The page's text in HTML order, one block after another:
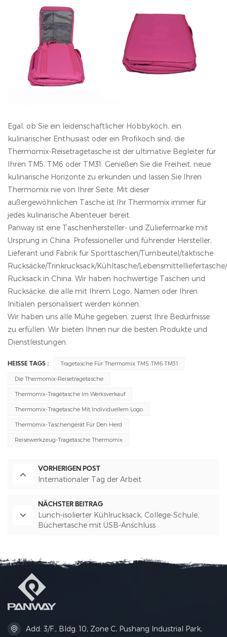
Egal, ob Sie ein leidenschaftlicher Hobbykoch, ein
kulinarischer Enthusiast oder ein Profikoch sind, die
Thermomix-Reisetragetasche ist der ultimative Begleiter für
Ihren TM5, TM6 oder TM31. Genießen Sie die Freiheit, neue
kulinarische Horizonte zu erkunden und lassen Sie Ihren
Thermomix nie von Ihrer Seite. Mit dieser
außergewöhnlichen Tasche ist Ihr Thermomix immer für
jedes kulinarische Abenteuer bereit.
Panway ist eine Taschenhersteller- und Zuliefermarke mit
Ursprung in China. Professioneller und führender Hersteller,
Lieferant und Fabrik für Sporttaschen/Turnbeutel/taktische
Rucksäcke/Trinkrucksack/Kühltasche/
Rucksack in China. Wir haben hochwertige Taschen und
Rucksäcke, die alle mit Ihrem Logo, Namen oder Ihren
Initialen personalisiert werden können.
Wir haben uns alle Mühe gegeben, zuerst Ihre Bedürfnisse
zu erfüllen. Wir bieten Ihnen nur die besten Produkte und
Dienstleistungen.
HEISSE TAGS : Tragetasche Für Thermomix TM5 TM6 TM31
Die Thermomix-Reisetragetasche
Thermomix-Tragetasche Im Werksverkauf
Thermomix-Tragetasche Mit Individuellem Logo
Thermomix-Taschengerät Für Den Herd
Reisewerkzeug-Tragetasche Thermomix
VORHERIGEN POST
Internationaler Tag der Arbeit
NÄCHSTER BEITRAG
Lunch-isolierter Kühlrucksack, College-Schule,
Büchertasche mit USB-Anschluss
Add: 3/F., Bldg. 10, Zone C, Pushang Industrial Park,